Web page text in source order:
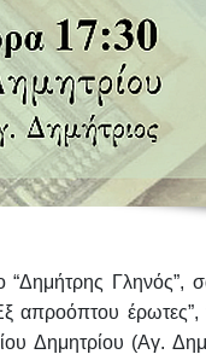
Γληνός”,
απροόπτου έρωτες”,
Δημητρίου (Αγ.